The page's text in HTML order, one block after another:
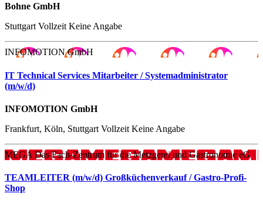
Bohne GmbH
Stuttgart Vollzeit Keine Angabe
INFOMOTION GmbH
IT Technical Services Mitarbeiter / Systemadministrator
(m/w/d)
INFOMOTION GmbH
Frankfurt, Köln, Stuttgart Vollzeit Keine Angabe
MEGA Das Fach-Zentrum für die Metzgerei und Gastronomie eG
TEAMLEITER (m/w/d) Großküchenverkauf / Gastro-Profi-
Shop